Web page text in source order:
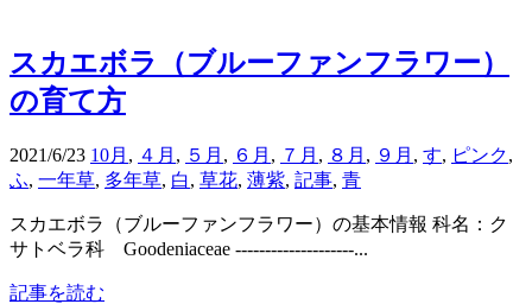
スカエボラ（ブルーファンフラワー）
の育て方
2021/6/23 10月 , ４月 , ５月 , ６月 , ７月 , ８月 , ９月 , す, ピンク,
ふ, 一年草, 多年草, 白, 草花, 薄紫, 記事, 青
スカエボラ（ブルーファンフラワー）の基本情報 科名：ク
サトベラ科 Goodeniaceae --------------------...
記事を読む